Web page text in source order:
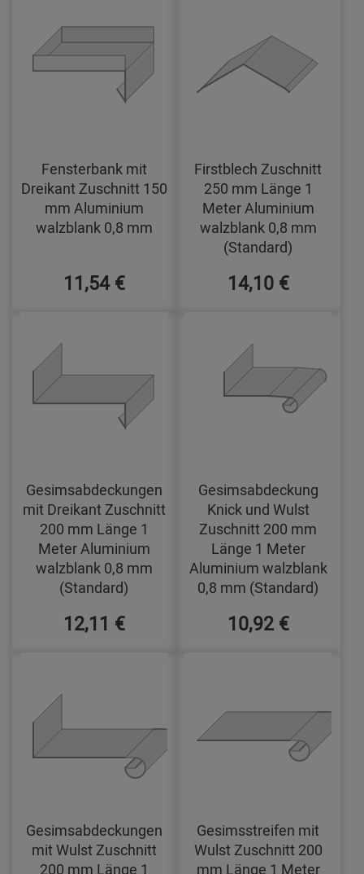
Fensterbank mit
Dreikant Zuschnitt 150
mm Aluminium
walzblank 0,8 mm
11,54 €
Firstblech Zuschnitt
250 mm Länge 1
Meter Aluminium
walzblank 0,8 mm
(Standard)
14,10 €
Gesimsabdeckungen
mit Dreikant Zuschnitt
200 mm Länge 1
Meter Aluminium
walzblank 0,8 mm
(Standard)
12,11 €
Gesimsabdeckung
Knick und Wulst
Zuschnitt 200 mm
Länge 1 Meter
Aluminium walzblank
0,8 mm (Standard)
10,92 €
Gesimsabdeckungen
mit Wulst Zuschnitt
200 mm Länge 1
Gesimsstreifen mit
Wulst Zuschnitt 200
mm Länge 1 Meter